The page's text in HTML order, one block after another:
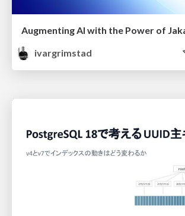
Augmenting AI with the Power of
ivargrimstad